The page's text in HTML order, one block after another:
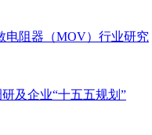
电阻器（MOV）行业研究
及企业“十五五规划”